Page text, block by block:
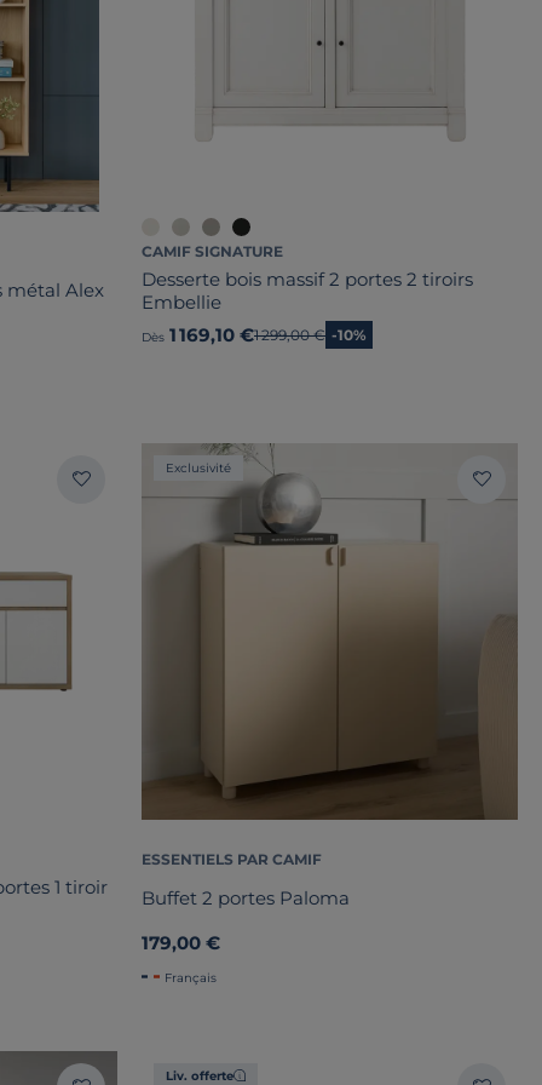
métal Alex
CAMIF SIGNATURE
Desserte bois massif 2 portes 2 tiroirs
Embellie
Dès 1 169,10 €Ancien prix
1 299,00 € -10%
1 tiroir
Exclusivité
ESSENTIELS PAR CAMIF
Buffet 2 portes Paloma
179,00 €
Français
Liv. offerte